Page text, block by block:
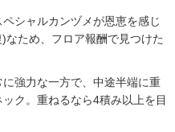
シャルカンヅメが恩恵を感じ
ため、フロア報酬で見つけた
強力な一方で、中途半端に重
ク。重ねるなら4積み以上を目